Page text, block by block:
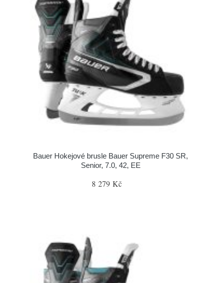
Bauer Hokejové brusle Bauer Supreme F30 SR,
Senior, 7.0, 42, EE
8 279 Kč